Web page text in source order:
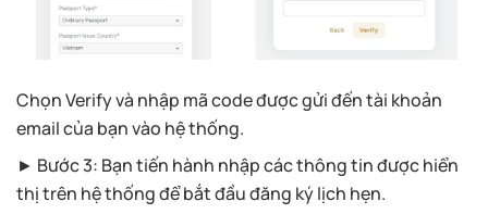
Chọn Verify và nhập mã code được gửi đến tài khoản
email của bạn vào hệ thống.
► Bước 3: Bạn tiến hành nhập các thông tin được hiển
thị trên hệ thống để bắt đầu đăng ký lịch hẹn.